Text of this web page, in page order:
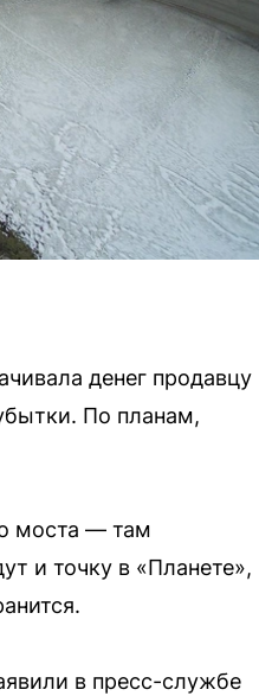
денег продавцу
По планам,
моста — там
и точку в «Планете»,
в пресс-службе